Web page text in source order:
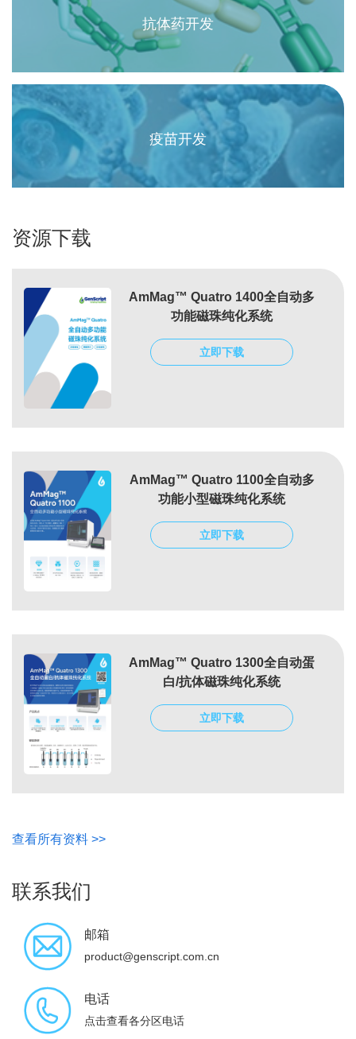
抗体药开发
疫苗开发
资源下载
AmMag™ Quatro 1400全自动多
功能磁珠纯化系统
立即下载
AmMag™ Quatro 1100全自动多
功能小型磁珠纯化系统
立即下载
AmMag™ Quatro 1300全自动蛋
白/抗体磁珠纯化系统
立即下载
查看所有资料 >>
联系我们
邮箱
product@genscript.com.cn
电话
点击查看各分区电话